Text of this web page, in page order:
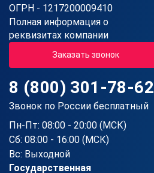
ОГРН - 1217200009410
Полная информация о
реквизитах компании
Заказать звонок
8 (800) 301-78-62
Звонок по России бесплатный
Пн-Пт: 08:00 - 20:00 (МСК)
Сб: 08:00 - 16:00 (МСК)
Вс: Выходной
Государственная